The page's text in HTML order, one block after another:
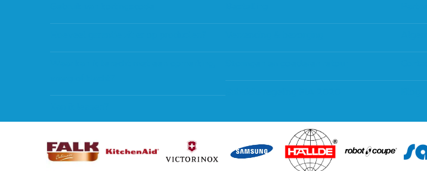
Subsidie regeling EIA 2020